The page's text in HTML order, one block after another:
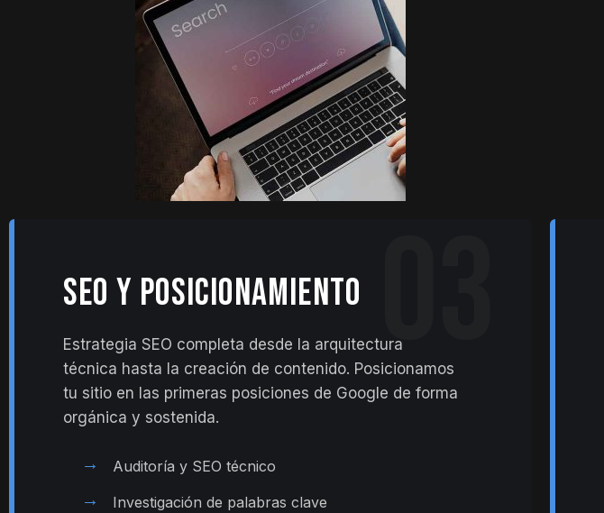
03
SEO Y POSICIONAMIENTO
Estrategia SEO completa desde la arquitectura
técnica hasta la creación de contenido. Posicionamos
tu sitio en las primeras posiciones de Google de forma
orgánica y sostenida.
→ Auditoría y SEO técnico
→ Investigación de palabras clave